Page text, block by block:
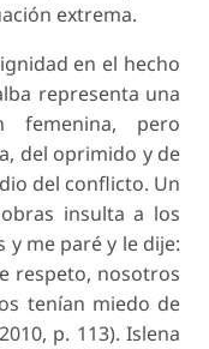
extrema.
en el hecho
representa una
femenina, pero
del oprimido y de
del conflicto. Un
insulta a los
y me paré y le dije:
respeto, nosotros
tenían miedo de
p. 113). Islena